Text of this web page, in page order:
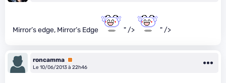
Mirror’s edge, Mirror’s Edge " /> " />
roncamma Premium
Le 10/06/2013 à 22h46